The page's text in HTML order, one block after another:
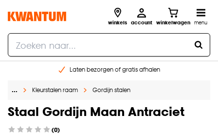
winkels account winkelwagen menu
Laten bezorgen of gratis afhalen
Gratis raam advies en opmeten aan huis
… Kleurstalen raam Gordijn stalen
Staal Gordijn Maan Antraciet
(0)